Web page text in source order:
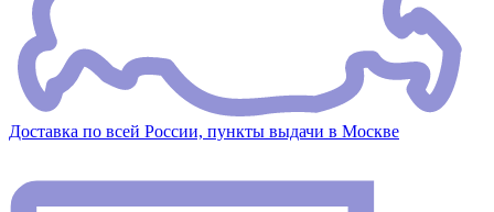
Доставка по всей России, пункты выдачи в Москве